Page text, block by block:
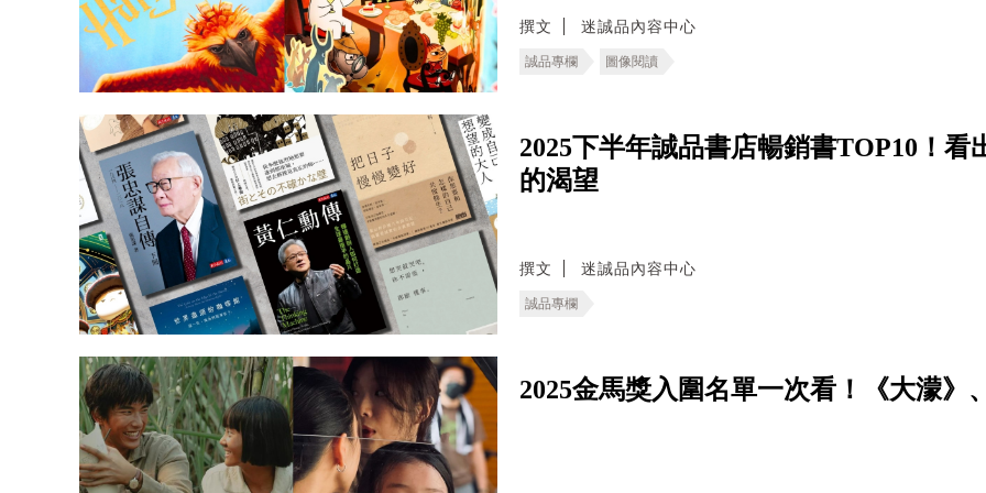
撰文 迷誠品內容中心
誠品專欄 圖像閱讀
2025下半年誠品書店暢銷書TOP10！
的渴望
撰文 迷誠品內容中心
誠品專欄
2025金馬獎入圍名單一次看！《大濛